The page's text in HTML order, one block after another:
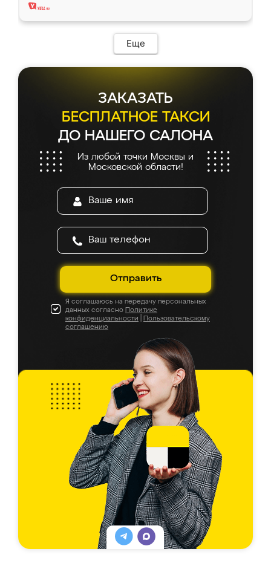
Еще
ЗАКАЗАТЬ
БЕСПЛАТНОЕ ТАКСИ
ДО НАШЕГО САЛОНА
Из любой точки Москвы и
Московской области!
Отправить
Я соглашаюсь на передачу персональных
данных согласно Политике
конфиденциальности
Пользовательскому
соглашению